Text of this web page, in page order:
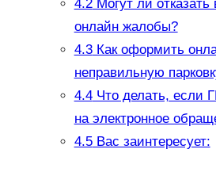
4.2Могут ли отказать
онлайн жалобы?
4.3Как оформить
неправильную
4.4Что делать, если
на электронное
4.5Вас заинтересует: